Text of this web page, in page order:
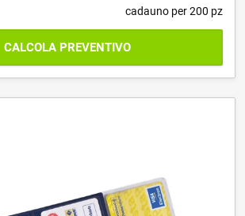
cadauno per 200 pz
CALCOLA PREVENTIVO